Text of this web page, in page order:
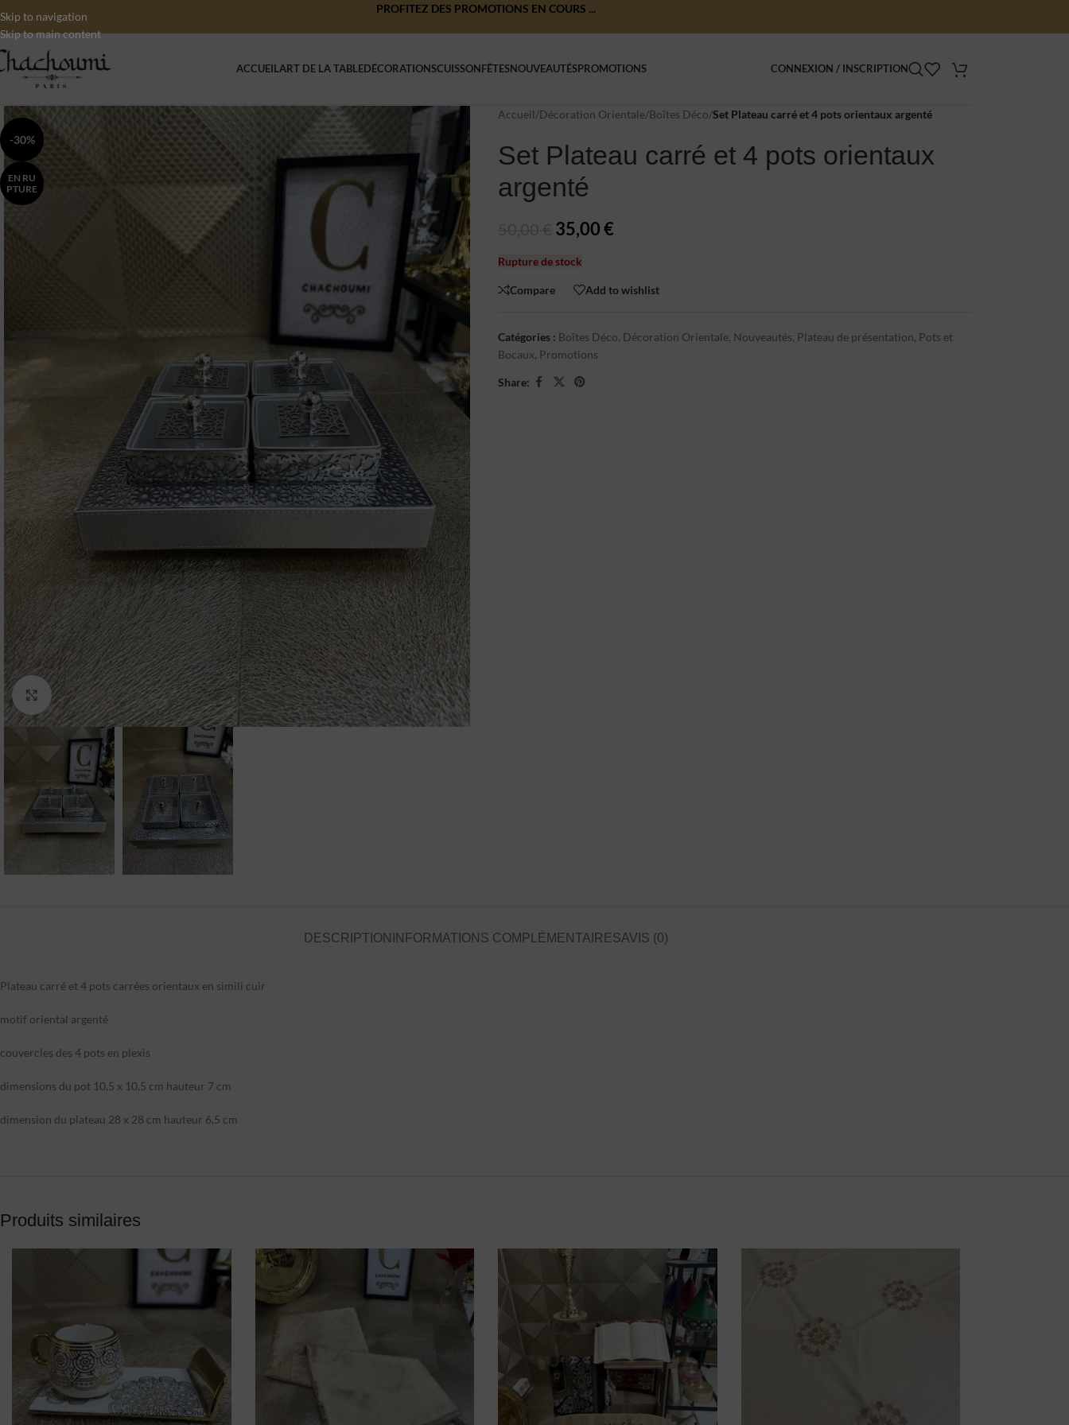
Skip to navigation
Skip to main content
PROFITEZ DES PROMOTIONS EN COURS ...
ACCUEILART DE LA TABLEDÉCORATIONSCUISSONFÊTESNOUVEAUTÉSPROMOTIONS CONNEXION / INSCRIPTION
-30%
EN RU
PTURE
Click to enlarge
Accueil/Décoration Orientale/Boîtes Déco/Set Plateau carré et 4 pots orientaux argenté
Set Plateau carré et 4 pots orientaux
argenté
35,00€
Rupture de stock
Compare Add to wishlist
Catégories : Boîtes Déco, Décoration Orientale, Nouveautés, Plateau de présentation, Pots et
Bocaux, Promotions
Share:
DESCRIPTION INFORMATIONS COMPLÉMENTAIRESAVIS (0)
Plateau carré et 4 pots carrées orientaux en simili cuir
motif oriental argenté
couvercles des 4 pots en plexis
dimensions du pot 10,5 x 10,5 cm hauteur 7 cm
dimension du plateau 28 x 28 cm hauteur 6,5 cm
Produits similaires